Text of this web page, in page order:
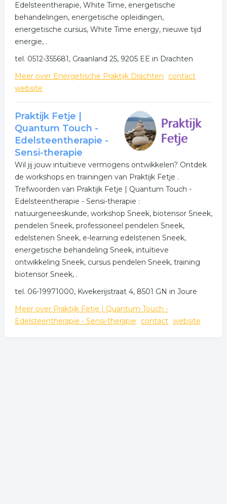
reiki
meditatie paranormaal
alternatieve geneeskunde
Edelsteentherapie, White Time, energetische
behandelingen, energetische opleidingen,
energetische cursus, White Time energy, nieuwe tijd
energie, .
tel. 0512-355681, Graanland 25, 9205 EE in Drachten
Meer over Energetische Praktijk Drachten
contact
website
Praktijk Fetje |
Quantum Touch -
Edelsteentherapie -
Sensi-therapie
Wil jij jouw intuïtieve vermogens ontwikkelen? Ontdek
de workshops en trainingen van Praktijk Fetje .
Trefwoorden van Praktijk Fetje | Quantum Touch -
Edelsteentherapie - Sensi-therapie :
natuurgeneeskunde, workshop Sneek, biotensor Sneek,
pendelen Sneek, professioneel pendelen Sneek,
edelstenen Sneek, e-learning edelstenen Sneek,
energetische behandeling Sneek, intuïtieve
ontwikkeling Sneek, cursus pendelen Sneek, training
biotensor Sneek, .
tel. 06-19971000, Kwekerijstraat 4, 8501 GN in Joure
Meer over Praktijk Fetje | Quantum Touch -
Edelsteentherapie - Sensi-therapie
contact website